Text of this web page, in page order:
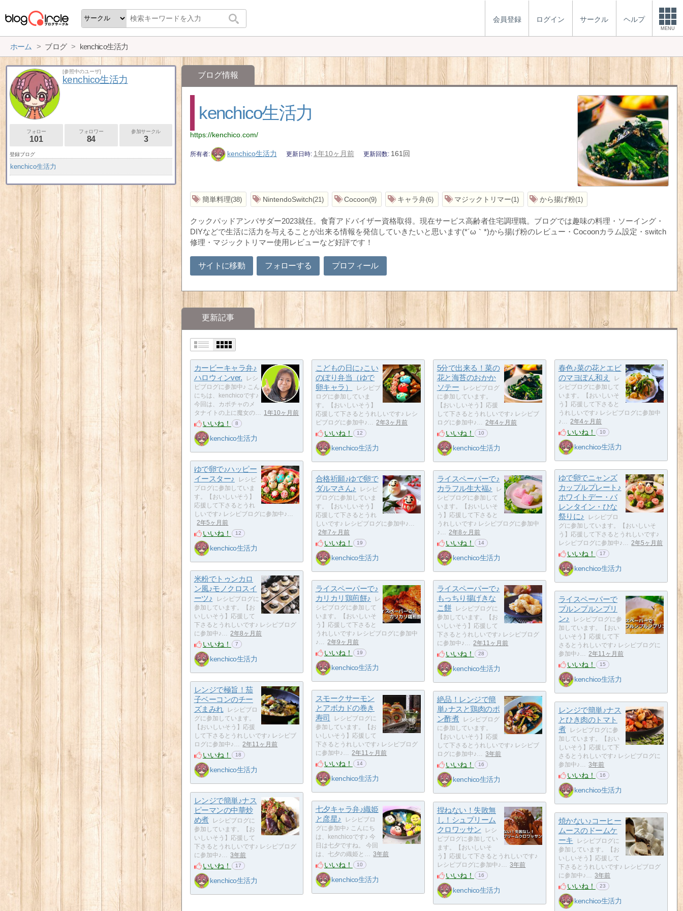
会員登録 ログイン サークル ヘルプ
MENU
ホーム ブログ kenchico生活力
ブログ情報
kenchico生活力
https://kenchico.com/
所有者 kenchico生活力 更新日時 1年10ヶ月前 更新回数 161回
簡単料理 38 NintendoSwitch 21 Cocoon 9 キャラ弁 6 マジックトリマー 1 から揚げ粉 1
クックパッドアンバサダー2023就任。食育アドバイザー資格取得。現在サービス高齢者住宅調理職。ブログでは趣味の料理・ソーイング・
DIYなどで生活に活力を与えることが出来る情報を発信していきたいと思います(*´ω｀*)から揚げ粉のレビュー・Cocoonカラム設定・switch
修理・マジックトリマー使用レビューなど好評です！
サイトに移動 フォローする プロフィール
更新記事
カービーキャラ弁♪
ハロウィンver.
レシ
ピブログに参加中♪ こん
にちは、kenchicoです♪
今回は、カボチャのメ
タナイトの上に魔女の… 1年10ヶ月前
いいね！ 8
kenchico生活力
こどもの日に♪こい
のぼり弁当（ゆで
卵キャラ）
レシピブ
ログに参加していま
す。【おいしいそう】
応援して下さるとうれしいです♪ レシ
ピブログに参加中♪… 2年3ヶ月前
いいね！ 12
kenchico生活力
5分で出来る！菜の
花と海苔のおかか
ソテー
レシピブログ
に参加しています。
【おいしいそう】応援
して下さるとうれしいです♪ レシピブ
ログに参加中♪… 2年4ヶ月前
いいね！ 10
kenchico生活力
春色♪菜の花とエビ
のマヨぽん和え
レ
シピブログに参加して
います。【おいしいそ
う】応援して下さると
うれしいです♪ レシピブログに参加中
♪… 2年4ヶ月前
いいね！ 10
kenchico生活力
ゆで卵で♪ハッピー
イースター♪
レシピ
ブログに参加していま
す。【おいしいそう】
応援して下さるとうれ
しいです♪ レシピブログに参加中♪…
2年5ヶ月前
いいね！ 12
kenchico生活力
ゆで卵でニャンズ
カップルプレート♪
ホワイトデー・バ
レンタイン・ひな
祭りに♪
レシピブロ
グに参加しています。【おいしいそ
う】応援して下さるとうれしいです♪
レシピブログに参加中♪… 2年5ヶ月前
いいね！ 17
kenchico生活力
合格祈願♪ゆで卵で
ダルマさん♪
レシピ
ブログに参加していま
す。【おいしいそう】
応援して下さるとうれ
しいです♪ レシピブログに参加中♪…
2年7ヶ月前
いいね！ 19
kenchico生活力
ライスペーパーで♪
カラフル生大福♪
レ
シピブログに参加して
います。【おいしいそ
う】応援して下さると
うれしいです♪ レシピブログに参加中
♪… 2年8ヶ月前
いいね！ 14
kenchico生活力
米粉でトゥンカロ
ン風♪モノクロスイ
ーツ♪
レシピブログに
参加しています。【お
いしいそう】応援して
下さるとうれしいです♪ レシピブログ
に参加中♪… 2年8ヶ月前
いいね！ 7
kenchico生活力
ライスペーパーで♪
カリカリ鶏煎餅♪
レ
シピブログに参加して
います。【おいしいそ
う】応援して下さると
うれしいです♪ レシピブログに参加中
♪… 2年9ヶ月前
いいね！ 19
kenchico生活力
ライスペーパーで♪
もっちり揚げきな
こ餅
レシピブログに
参加しています。【お
いしいそう】応援して
下さるとうれしいです♪ レシピブログ
に参加中♪… 2年11ヶ月前
いいね！ 28
kenchico生活力
ライスペーパーで
プルンプルンプリ
ン♪
レシピブログに参
加しています。【おい
しいそう】応援して下
さるとうれしいです♪ レシピブログに
参加中♪… 2年11ヶ月前
いいね！ 15
kenchico生活力
レンジで極旨！茄
子ベーコンのチー
ズまみれ
レシピブロ
グに参加しています。
【おいしいそう】応援
して下さるとうれしいです♪ レシピブ
ログに参加中♪… 2年11ヶ月前
いいね！ 18
kenchico生活力
スモークサーモン
とアボカドの巻き
寿司
レシピブログに
参加しています。【お
いしいそう】応援して
下さるとうれしいです♪ レシピブログ
に参加中♪… 2年11ヶ月前
いいね！ 14
kenchico生活力
絶品！レンジで簡
単♪ナスと鶏肉のポ
ン酢煮
レシピブログ
に参加しています。
【おいしいそう】応援
して下さるとうれしいです♪ レシピブ
ログに参加中♪… 3年前
いいね！ 16
kenchico生活力
レンジで簡単♪ナス
とひき肉のトマト
煮
レシピブログに参
加しています。【おい
しいそう】応援して下
さるとうれしいです♪ レシピブログに
参加中♪… 3年前
いいね！ 16
kenchico生活力
レンジで簡単♪ナス
ピーマンの中華炒
め煮
レシピブログに
参加しています。【お
いしいそう】応援して
下さるとうれしいです♪ レシピブログ
に参加中♪… 3年前
いいね！ 17
kenchico生活力
七夕キャラ弁♪織姫
と彦星♪
レシピブロ
グに参加中♪ こんにち
は、kenchicoです♪ 今
日は七夕ですね。 今回
は、七夕の織姫と… 3年前
いいね！ 10
kenchico生活力
捏ねない！失敗無
し！シュプリーム
クロワッサン
レシ
ピブログに参加してい
ます。【おいしいそ
う】応援して下さるとうれしいです♪
レシピブログに参加中♪… 3年前
いいね！ 16
kenchico生活力
焼かない♪コーヒー
ムースのドームケ
ーキ
レシピブログに
参加しています。【お
いしいそう】応援して
下さるとうれしいです♪ レシピブログ
に参加中♪… 3年前
いいね！ 23
kenchico生活力
[参照中のユーザ]
kenchico生活力
フォロー
101
フォロワー
84
参加サークル
3
登録ブログ
kenchico生活力